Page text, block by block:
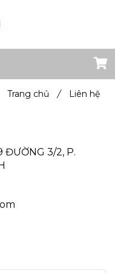
ĐƯỜNG 3/2, P.
Trang chủ / Liên hệ